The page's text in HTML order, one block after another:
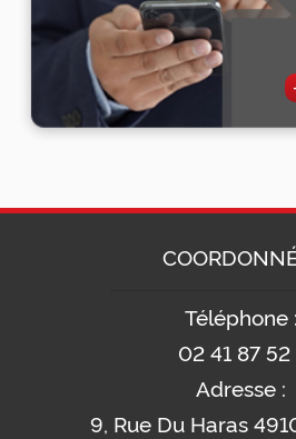
Téléphone :
02 41 87
Adresse :
9, Rue Du Haras